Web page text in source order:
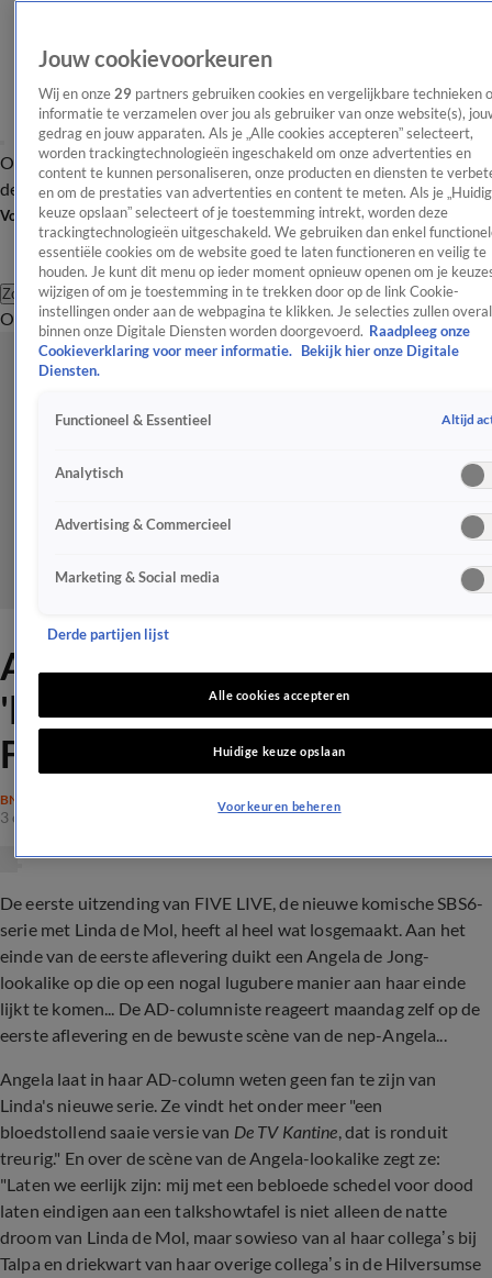
OverzichtAfleveringen Entertainment TV Algemeen
Tip
de redactieNieuwsbrief
Volg Shownieuws
Zoeken
OverzichtEntertainmentSpraakmakendRealityCrimeVideo's
Angela de Jong reageert op
'lugubere dood' lookalike in
FIVELIVE
BN'ERS
3 okt 2022, 15:12
De eerste uitzending van FIVE LIVE, de nieuwe komische SBS6-
serie met Linda de Mol, heeft al heel wat losgemaakt. Aan het
einde van de eerste aflevering duikt een Angela de Jong-
lookalike op die op een nogal lugubere manier aan haar einde
lijkt te komen... De AD-columniste reageert maandag zelf op de
eerste aflevering en de bewuste scène van de nep-Angela...
Angela laat in haar AD-column weten geen fan te zijn van
Linda's nieuwe serie. Ze vindt het onder meer "een
bloedstollend saaie versie van De TV Kantine, dat is ronduit
treurig." En over de scène van de Angela-lookalike zegt ze:
"Laten we eerlijk zijn: mij met een bebloede schedel voor dood
laten eindigen aan een talkshowtafel is niet alleen de natte
droom van Linda de Mol, maar sowieso van al haar collega’s bij
Talpa en driekwart van haar overige collega’s in de Hilversumse
Jouw cookievoorkeuren
Wij en onze 29 partners gebruiken cookies en vergelijkbare technieken
informatie te verzamelen over jou als gebruiker van onze website(s),
gedrag en jouw apparaten. Als je „Alle cookies accepteren” selecteert,
worden trackingtechnologieën ingeschakeld om onze advertenties en
content te kunnen personaliseren, onze producten en diensten te
en om de prestaties van advertenties en content te meten. Als je
keuze opslaan” selecteert of je toestemming intrekt, worden deze
trackingtechnologieën uitgeschakeld. We gebruiken dan enkel
essentiële cookies om de website goed te laten functioneren en veilig te
houden. Je kunt dit menu op ieder moment opnieuw openen om je
wijzigen of om je toestemming in te trekken door op de link Cookie-
instellingen onder aan de webpagina te klikken. Je selecties zullen overal
binnen onze Digitale Diensten worden doorgevoerd. Raadpleeg onze
Cookieverklaring voor meer informatie.
Bekijk hier onze Digitale
Diensten.
Functioneel & Essentieel Altijd
Analytisch
Advertising & Commercieel
Marketing & Social media
Derde partijen lijst
Alle cookies accepteren
Huidige keuze opslaan
Voorkeuren beheren